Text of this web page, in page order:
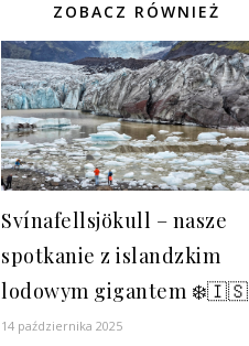
ZOBACZ RÓWNIEŻ
Svínafellsjökull – nasze
spotkanie z islandzkim
lodowym gigantem ❄️🇮🇸
14 października 2025